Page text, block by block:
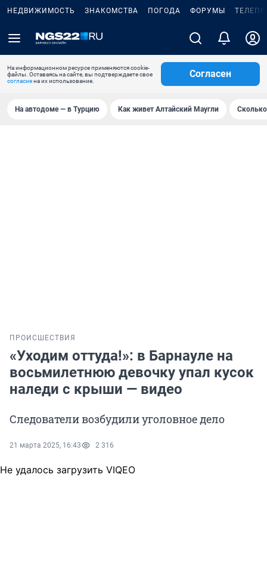
НЕДВИЖИМОСТЬ ЗНАКОМСТВА ПОГОДА ФОРУМЫ
На информационном ресурсе применяются cookie-
файлы. Оставаясь на сайте, вы подтверждаете свое
согласиена их использование.
Согласен
На автодоме — в Турцию Как живет Алтайский Маугли
ПРОИСШЕСТВИЯ
«Уходим оттуда!»: в Барнауле на
восьмилетнюю девочку упал кусок
наледи с крыши — видео
Следователи возбудили уголовное дело
21 марта 2025, 16:43 2 316
Не удалось загрузить VIQEO